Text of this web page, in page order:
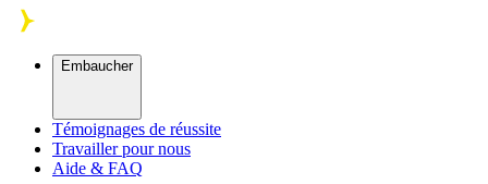
Skip to main content
Embaucher
Témoignages de réussite
Travailler pour nous
Aide & FAQ